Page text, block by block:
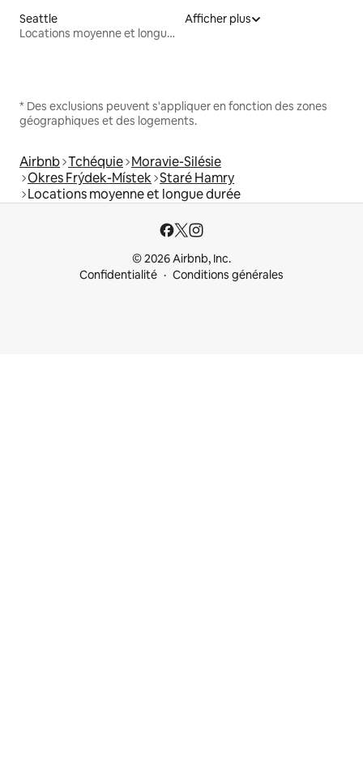
Seattle
Locations moyenne et longue durée
Afficher plus
* Des exclusions peuvent s'appliquer en fonction des zones
géographiques et des logements.
Airbnb Tchéquie Moravie-Silésie
Okres Frýdek-Místek Staré Hamry
Locations moyenne et longue durée
© 2026 Airbnb, Inc.
Confidentialité
Conditions générales